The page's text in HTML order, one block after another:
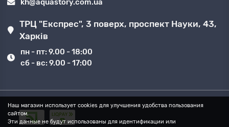
Наш магазин использует cookies для улучшения удобства пользования
сайтом.
Эти данные не будут использованы для идентификации или
kh@aquastory.com.ua
ТРЦ "Експрес", 3 поверх, проспект Науки, 43,
Харків
пн - пт: 9.00 - 18:00
сб - вс: 9.00 - 17:00